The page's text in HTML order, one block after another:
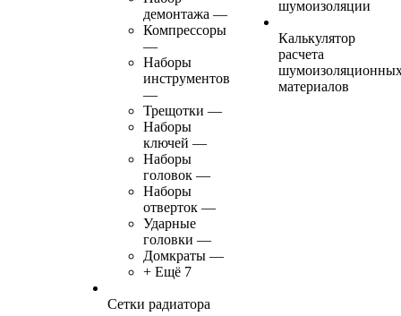
демонтажа —
Компрессоры
—
Наборы
инструментов
—
Трещотки —
Наборы
ключей —
Наборы
головок —
Наборы
отверток —
Ударные
головки —
Домкраты —
+ Ещё 7
Сетки радиатора
шумоизоляции
Калькулятор
расчета
материалов